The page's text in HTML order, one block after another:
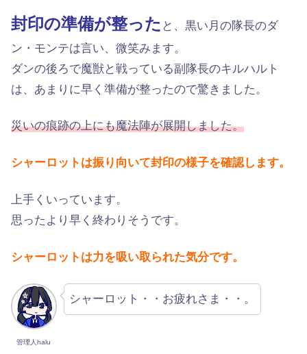
封印の準備が整った と、黒い月の隊長のダ
ン・モンテは言い、微笑みます。
ダンの後ろで魔獣と戦っている副隊長のキルハルト
は、あまりに早く準備が整ったので驚きました。
災いの痕跡の上にも魔法陣が展開しました。
シャーロットは振り向いて封印の様子を確認します。
上手くいっています。
思ったより早く終わりそうです。
シャーロットは力を吸い取られた気分です。
管理人halu
シャーロット・・お疲れさま・・。